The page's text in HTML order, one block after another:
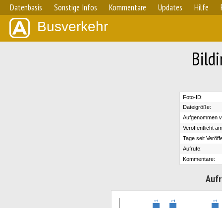
Datenbasis Sonstige Infos Kommentare Updates Hilfe
Busverkehr
Foto-ID:
Dateigröße:
Aufgenommen
Veröffentlicht
Tage seit
Aufrufe:
Kommentare: